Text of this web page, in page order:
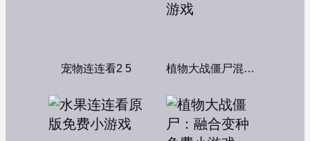
宠物连连看2 5 植物大战僵尸混合版